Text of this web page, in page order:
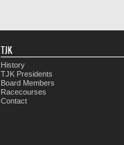
TJK
History
TJK Presidents
Board Members
Racecourses
Contact